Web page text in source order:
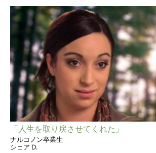
「人生を取り戻させてくれた」
ナルコノン卒業生
シェア D.